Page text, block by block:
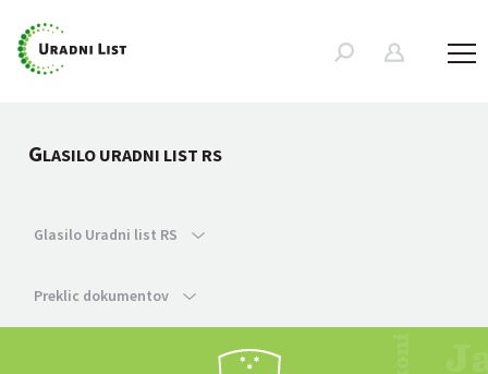
GLASILO URADNI LIST RS
Glasilo Uradni list RS
Preklic dokumentov